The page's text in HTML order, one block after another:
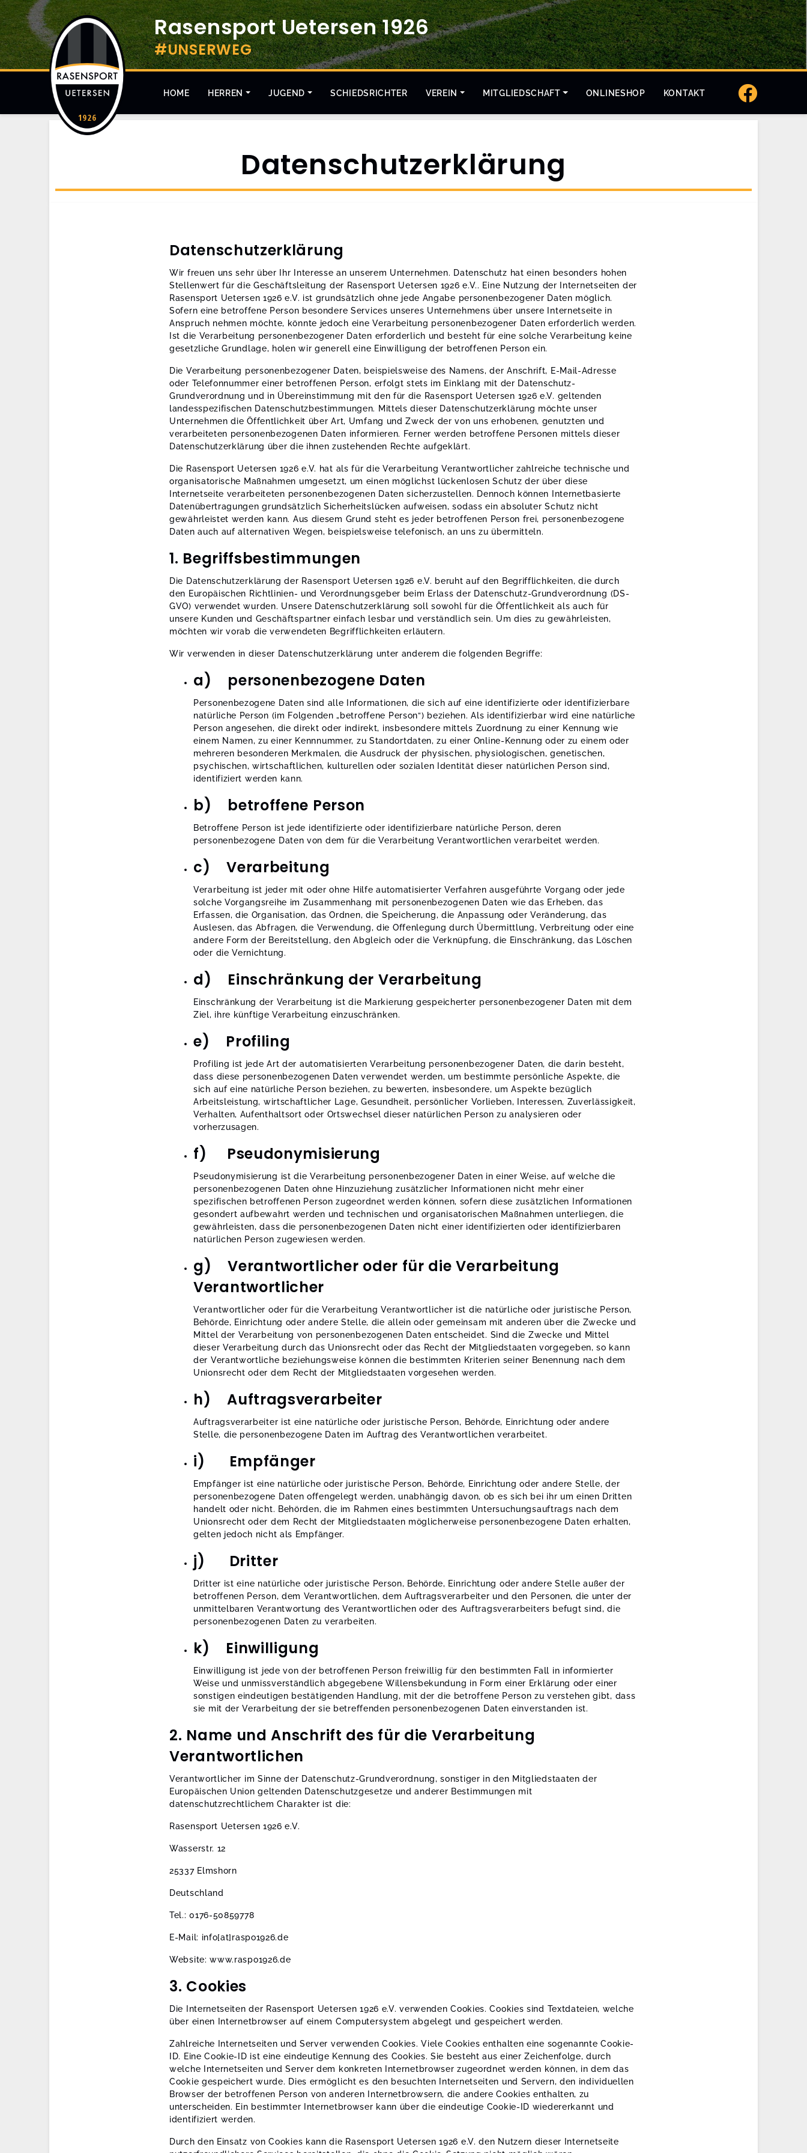
Rasensport Uetersen 1926
#UNSERWEG
HOME HERREN JUGEND SCHIEDSRICHTER VEREIN MITGLIEDSCHAFT ONLINESHOP KONTAKT
Datenschutzerklärung
Datenschutzerklärung
Wir freuen uns sehr über Ihr Interesse an unserem Unternehmen. Datenschutz hat einen besonders hohen
Stellenwert für die Geschäftsleitung der Rasensport Uetersen 1926 e.V.. Eine Nutzung der Internetseiten der
Rasensport Uetersen 1926 e.V. ist grundsätzlich ohne jede Angabe personenbezogener Daten möglich.
Sofern eine betroffene Person besondere Services unseres Unternehmens über unsere Internetseite in
Anspruch nehmen möchte, könnte jedoch eine Verarbeitung personenbezogener Daten erforderlich werden.
Ist die Verarbeitung personenbezogener Daten erforderlich und besteht für eine solche Verarbeitung keine
gesetzliche Grundlage, holen wir generell eine Einwilligung der betroffenen Person ein.
Die Verarbeitung personenbezogener Daten, beispielsweise des Namens, der Anschrift, E-Mail-Adresse
oder Telefonnummer einer betroffenen Person, erfolgt stets im Einklang mit der Datenschutz-
Grundverordnung und in Übereinstimmung mit den für die Rasensport Uetersen 1926 e.V. geltenden
landesspezifischen Datenschutzbestimmungen. Mittels dieser Datenschutzerklärung möchte unser
Unternehmen die Öffentlichkeit über Art, Umfang und Zweck der von uns erhobenen, genutzten und
verarbeiteten personenbezogenen Daten informieren. Ferner werden betroffene Personen mittels dieser
Datenschutzerklärung über die ihnen zustehenden Rechte aufgeklärt.
Die Rasensport Uetersen 1926 e.V. hat als für die Verarbeitung Verantwortlicher zahlreiche technische und
organisatorische Maßnahmen umgesetzt, um einen möglichst lückenlosen Schutz der über diese
Internetseite verarbeiteten personenbezogenen Daten sicherzustellen. Dennoch können Internetbasierte
Datenübertragungen grundsätzlich Sicherheitslücken aufweisen, sodass ein absoluter Schutz nicht
gewährleistet werden kann. Aus diesem Grund steht es jeder betroffenen Person frei, personenbezogene
Daten auch auf alternativen Wegen, beispielsweise telefonisch, an uns zu übermitteln.
1. Begriffsbestimmungen
Die Datenschutzerklärung der Rasensport Uetersen 1926 e.V. beruht auf den Begrifflichkeiten, die durch
den Europäischen Richtlinien- und Verordnungsgeber beim Erlass der Datenschutz-Grundverordnung (DS-
GVO) verwendet wurden. Unsere Datenschutzerklärung soll sowohl für die Öffentlichkeit als auch für
unsere Kunden und Geschäftspartner einfach lesbar und verständlich sein. Um dies zu gewährleisten,
möchten wir vorab die verwendeten Begrifflichkeiten erläutern.
Wir verwenden in dieser Datenschutzerklärung unter anderem die folgenden Begriffe:
a) personenbezogene Daten
Personenbezogene Daten sind alle Informationen, die sich auf eine identifizierte oder identifizierbare
natürliche Person (im Folgenden „betroffene Person“) beziehen. Als identifizierbar wird eine natürliche
Person angesehen, die direkt oder indirekt, insbesondere mittels Zuordnung zu einer Kennung wie
einem Namen, zu einer Kennnummer, zu Standortdaten, zu einer Online-Kennung oder zu einem oder
mehreren besonderen Merkmalen, die Ausdruck der physischen, physiologischen, genetischen,
psychischen, wirtschaftlichen, kulturellen oder sozialen Identität dieser natürlichen Person sind,
identifiziert werden kann.
b) betroffene Person
Betroffene Person ist jede identifizierte oder identifizierbare natürliche Person, deren
personenbezogene Daten von dem für die Verarbeitung Verantwortlichen verarbeitet werden.
c) Verarbeitung
Verarbeitung ist jeder mit oder ohne Hilfe automatisierter Verfahren ausgeführte Vorgang oder jede
solche Vorgangsreihe im Zusammenhang mit personenbezogenen Daten wie das Erheben, das
Erfassen, die Organisation, das Ordnen, die Speicherung, die Anpassung oder Veränderung, das
Auslesen, das Abfragen, die Verwendung, die Offenlegung durch Übermittlung, Verbreitung oder eine
andere Form der Bereitstellung, den Abgleich oder die Verknüpfung, die Einschränkung, das Löschen
oder die Vernichtung.
d) Einschränkung der Verarbeitung
Einschränkung der Verarbeitung ist die Markierung gespeicherter personenbezogener Daten mit dem
Ziel, ihre künftige Verarbeitung einzuschränken.
e) Profiling
Profiling ist jede Art der automatisierten Verarbeitung personenbezogener Daten, die darin besteht,
dass diese personenbezogenen Daten verwendet werden, um bestimmte persönliche Aspekte, die
sich auf eine natürliche Person beziehen, zu bewerten, insbesondere, um Aspekte bezüglich
Arbeitsleistung, wirtschaftlicher Lage, Gesundheit, persönlicher Vorlieben, Interessen, Zuverlässigkeit,
Verhalten, Aufenthaltsort oder Ortswechsel dieser natürlichen Person zu analysieren oder
vorherzusagen.
f) Pseudonymisierung
Pseudonymisierung ist die Verarbeitung personenbezogener Daten in einer Weise, auf welche die
personenbezogenen Daten ohne Hinzuziehung zusätzlicher Informationen nicht mehr einer
spezifischen betroffenen Person zugeordnet werden können, sofern diese zusätzlichen Informationen
gesondert aufbewahrt werden und technischen und organisatorischen Maßnahmen unterliegen, die
gewährleisten, dass die personenbezogenen Daten nicht einer identifizierten oder identifizierbaren
natürlichen Person zugewiesen werden.
g) Verantwortlicher oder für die Verarbeitung
Verantwortlicher
Verantwortlicher oder für die Verarbeitung Verantwortlicher ist die natürliche oder juristische Person,
Behörde, Einrichtung oder andere Stelle, die allein oder gemeinsam mit anderen über die Zwecke und
Mittel der Verarbeitung von personenbezogenen Daten entscheidet. Sind die Zwecke und Mittel
dieser Verarbeitung durch das Unionsrecht oder das Recht der Mitgliedstaaten vorgegeben, so kann
der Verantwortliche beziehungsweise können die bestimmten Kriterien seiner Benennung nach dem
Unionsrecht oder dem Recht der Mitgliedstaaten vorgesehen werden.
h) Auftragsverarbeiter
Auftragsverarbeiter ist eine natürliche oder juristische Person, Behörde, Einrichtung oder andere
Stelle, die personenbezogene Daten im Auftrag des Verantwortlichen verarbeitet.
i) Empfänger
Empfänger ist eine natürliche oder juristische Person, Behörde, Einrichtung oder andere Stelle, der
personenbezogene Daten offengelegt werden, unabhängig davon, ob es sich bei ihr um einen Dritten
handelt oder nicht. Behörden, die im Rahmen eines bestimmten Untersuchungsauftrags nach dem
Unionsrecht oder dem Recht der Mitgliedstaaten möglicherweise personenbezogene Daten erhalten,
gelten jedoch nicht als Empfänger.
j) Dritter
Dritter ist eine natürliche oder juristische Person, Behörde, Einrichtung oder andere Stelle außer der
betroffenen Person, dem Verantwortlichen, dem Auftragsverarbeiter und den Personen, die unter der
unmittelbaren Verantwortung des Verantwortlichen oder des Auftragsverarbeiters befugt sind, die
personenbezogenen Daten zu verarbeiten.
k) Einwilligung
Einwilligung ist jede von der betroffenen Person freiwillig für den bestimmten Fall in informierter
Weise und unmissverständlich abgegebene Willensbekundung in Form einer Erklärung oder einer
sonstigen eindeutigen bestätigenden Handlung, mit der die betroffene Person zu verstehen gibt, dass
sie mit der Verarbeitung der sie betreffenden personenbezogenen Daten einverstanden ist.
2. Name und Anschrift des für die Verarbeitung
Verantwortlichen
Verantwortlicher im Sinne der Datenschutz-Grundverordnung, sonstiger in den Mitgliedstaaten der
Europäischen Union geltenden Datenschutzgesetze und anderer Bestimmungen mit
datenschutzrechtlichem Charakter ist die:
Rasensport Uetersen 1926 e.V.
Wasserstr. 12
25337 Elmshorn
Deutschland
Tel.: 0176-50859778
E-Mail: info[at]raspo1926.de
Website: www.raspo1926.de
3. Cookies
Die Internetseiten der Rasensport Uetersen 1926 e.V. verwenden Cookies. Cookies sind Textdateien, welche
über einen Internetbrowser auf einem Computersystem abgelegt und gespeichert werden.
Zahlreiche Internetseiten und Server verwenden Cookies. Viele Cookies enthalten eine sogenannte Cookie-
ID. Eine Cookie-ID ist eine eindeutige Kennung des Cookies. Sie besteht aus einer Zeichenfolge, durch
welche Internetseiten und Server dem konkreten Internetbrowser zugeordnet werden können, in dem das
Cookie gespeichert wurde. Dies ermöglicht es den besuchten Internetseiten und Servern, den individuellen
Browser der betroffenen Person von anderen Internetbrowsern, die andere Cookies enthalten, zu
unterscheiden. Ein bestimmter Internetbrowser kann über die eindeutige Cookie-ID wiedererkannt und
identifiziert werden.
Durch den Einsatz von Cookies kann die Rasensport Uetersen 1926 e.V. den Nutzern dieser Internetseite